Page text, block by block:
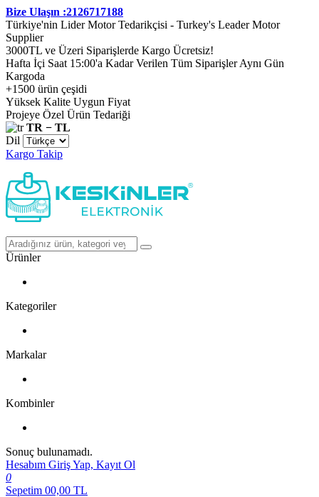
Bize Ulaşın :2126717188
Türkiye'nin Lider Motor Tedarikçisi - Turkey's Leader Motor
Supplier
3000TL ve Üzeri Siparişlerde Kargo Ücretsiz!
Hafta İçi Saat 15:00'a Kadar Verilen Tüm Siparişler Aynı Gün
Kargoda
+1500 ürün çeşidi
Yüksek Kalite Uygun Fiyat
Projeye Özel Ürün Tedariği
TR − TL
Dil
Kargo Takip
Ürünler
Kategoriler
Markalar
Kombinler
Sonuç bulunamadı.
Hesabım Giriş Yap, Kayıt Ol
0
Sepetim 00,00 TL